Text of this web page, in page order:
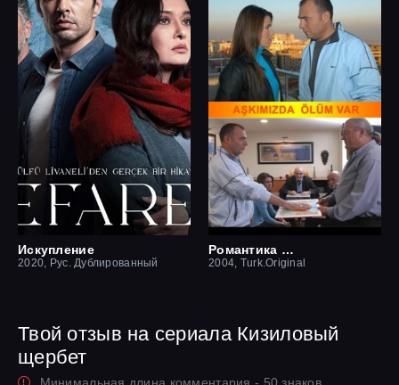
Искупление
2020, Рус. Дублированный
Романтика смерти
2004, Turk.Original
Твой отзыв на сериала Кизиловый
щербет